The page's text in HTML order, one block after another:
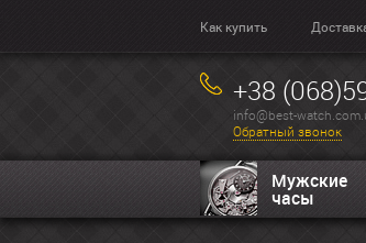
Как купить
+38
info@best-
Обратный звонок
Мужские
часы